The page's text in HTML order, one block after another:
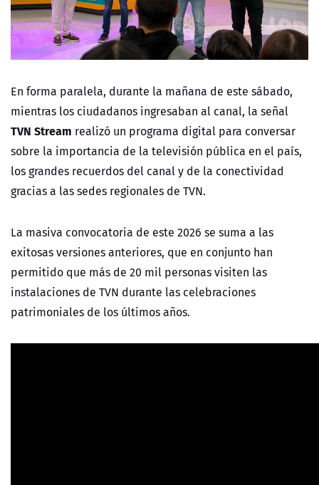
En forma paralela, durante la mañana de este sábado,
mientras los ciudadanos ingresaban al canal, la señal
TVN Stream realizó un programa digital para conversar
sobre la importancia de la televisión pública en el país,
los grandes recuerdos del canal y de la conectividad
gracias a las sedes regionales de TVN.
La masiva convocatoria de este 2026 se suma a las
exitosas versiones anteriores, que en conjunto han
permitido que más de 20 mil personas visiten las
instalaciones de TVN durante las celebraciones
patrimoniales de los últimos años.